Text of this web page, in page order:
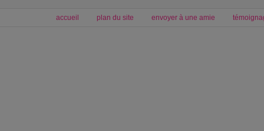
accueil plan du site envoyer à une amie